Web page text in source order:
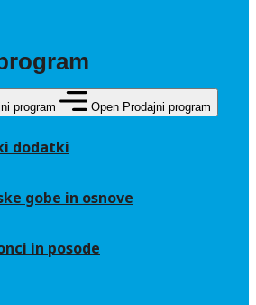
program Open Prodajni program
dodatki
gobe in osnove
in posode